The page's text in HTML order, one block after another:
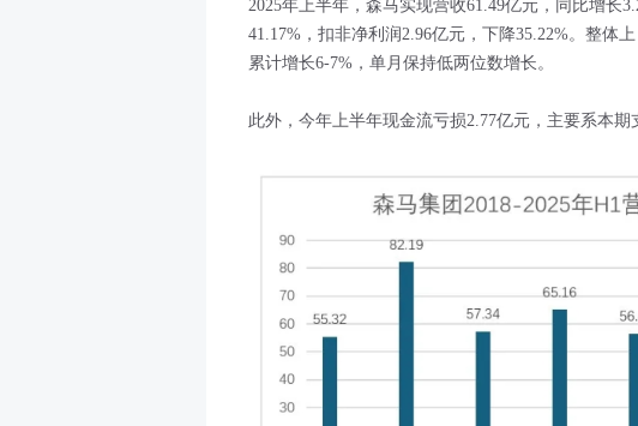
2025年上半年，森马实现营收61.49亿元，同比增长
41.17%，扣非净利润2.96亿元，下降35.22%。整体
累计增长6-7%，单月保持低两位数增长。
此外，今年上半年现金流亏损2.77亿元，主要系本期